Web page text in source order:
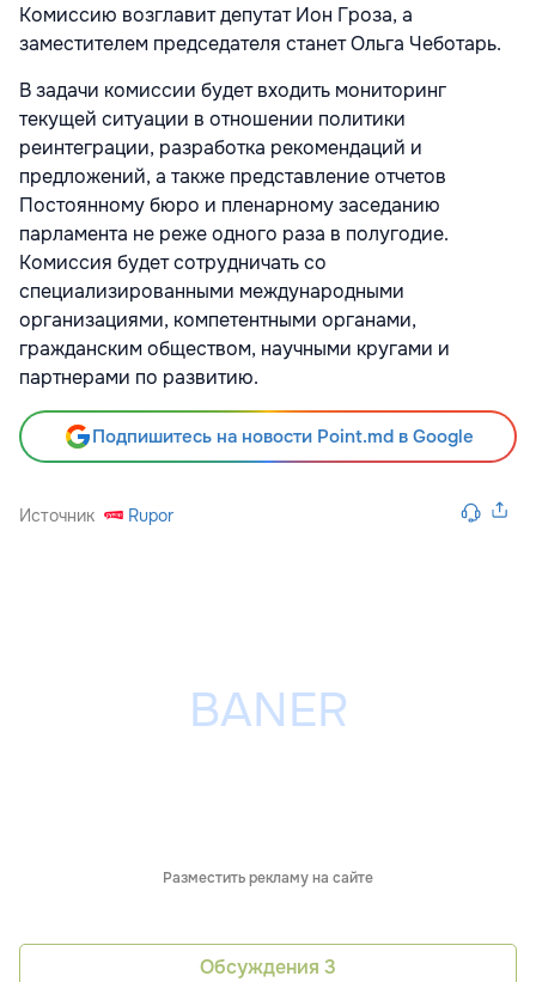
Комиссию возглавит депутат Ион Гроза, а
заместителем председателя станет Ольга Чеботарь.
В задачи комиссии будет входить мониторинг
текущей ситуации в отношении политики
реинтеграции, разработка рекомендаций и
предложений, а также представление отчетов
Постоянному бюро и пленарному заседанию
парламента не реже одного раза в полугодие.
Комиссия будет сотрудничать со
специализированными международными
организациями, компетентными органами,
гражданским обществом, научными кругами и
партнерами по развитию.
Подпишитесь на новости Point.md в Google
Источник Rupor
Разместить рекламу на сайте
Обсуждения 3